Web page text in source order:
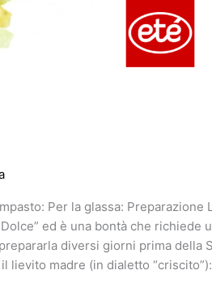
Per la glassa: Preparazione
ed è una bontà che
diversi giorni prima della
lievito madre (in dialetto